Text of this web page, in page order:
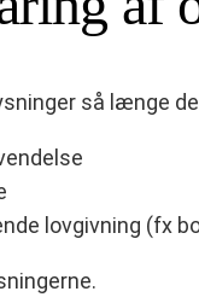
så længe
lovgivning (fx